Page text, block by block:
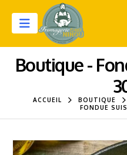
Boutique -
ACCUEIL BOUTIQUE
FONDUE